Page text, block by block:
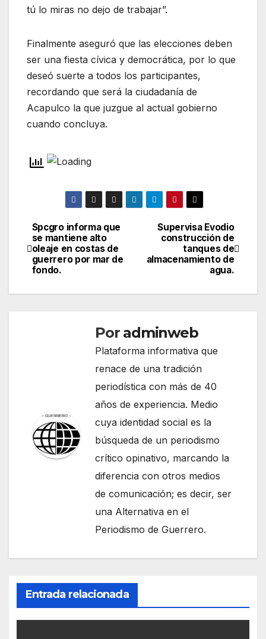
tú lo miras no dejo de trabajar”.
Finalmente aseguró que las elecciones deben
ser una fiesta cívica y democrática, por lo que
deseó suerte a todos los participantes,
recordando que será la ciudadanía de
Acapulco la que juzgue al actual gobierno
cuando concluya.
Navegación
de
Supervisa Evodio
construcción de
tanques de
almacenamiento de
agua.
Spcgro informa que
se mantiene alto
oleaje en costas de
guerrero por mar de
fondo.
Por adminweb
Plataforma informativa que
renace de una tradición
periodística con más de 40
años de experiencia. Medio
cuya identidad social es la
búsqueda de un periodismo
crítico opinativo, marcando la
diferencia con otros medios
de comunicación; es decir, ser
una Alternativa en el
Periodismo de Guerrero.
Entrada relacionada